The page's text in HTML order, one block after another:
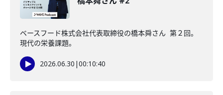
ベースフード株式会社代表取締役の橋本舜さん 第２回。
現代の栄養課題。
2026.06.30 |00:10:40